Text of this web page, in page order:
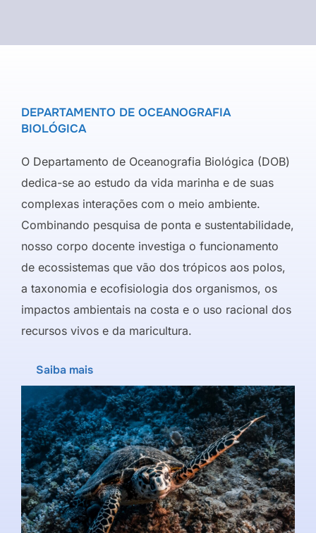
DEPARTAMENTO DE OCEANOGRAFIA
BIOLÓGICA
O Departamento de Oceanografia Biológica (DOB)
dedica-se ao estudo da vida marinha e de suas
complexas interações com o meio ambiente.
Combinando pesquisa de ponta e sustentabilidade,
nosso corpo docente investiga o funcionamento
de ecossistemas que vão dos trópicos aos polos,
a taxonomia e ecofisiologia dos organismos, os
impactos ambientais na costa e o uso racional dos
recursos vivos e da maricultura.
Saiba mais